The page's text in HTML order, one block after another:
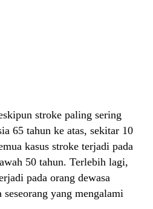
stroke paling sering
65 tahun ke atas, sekitar 10
kasus stroke terjadi pada
50 tahun. Terlebih lagi,
pada orang dewasa
yang mengalami